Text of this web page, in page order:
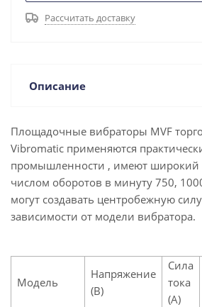
Рассчитать доставку
Описание
Площадочные вибраторы MVF
Vibromatic применяются
промышленности , имеют широкий
числом оборотов в минуту 750,
могут создавать центробежную
зависимости от модели вибратора.
Модель
Напряжение
(В)
Сила
тока
(A)